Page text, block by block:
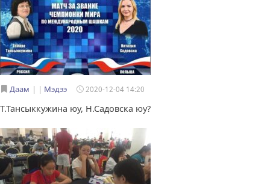
Даам | Мэдээ 2020-12-04 14:20
Т.Тансыккужина юу, Н.Садовска юу?